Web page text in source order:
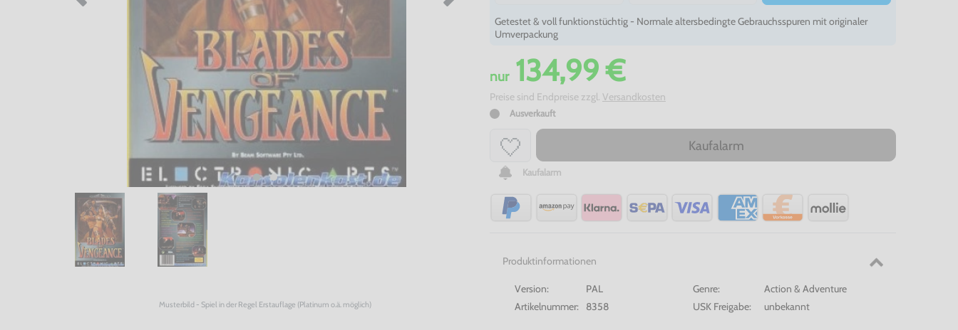
Musterbild - Spiel in der Regel Erstauflage (Platinum o.ä. möglich)
Getestet & voll funktionstüchtig - Normale altersbedingte Gebrauchsspuren mit originaler
Umverpackung
nur134,99 €
Preise sind Endpreise zzgl. Versandkosten
Ausverkauft
Kaufalarm
Kaufalarm
Produktinformationen
Version: PAL Genre:
Action & Adventure
Artikelnummer:
8358 USK Freigabe: unbekannt